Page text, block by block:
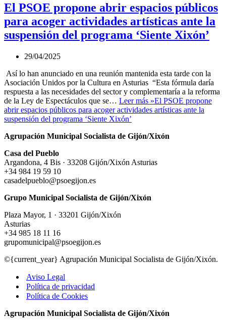
El PSOE propone abrir espacios públicos
para acoger actividades artísticas ante la
suspensión del programa ‘Siente Xixón’
29/04/2025
Así lo han anunciado en una reunión mantenida esta tarde con la
Asociación Unidos por la Cultura en Asturias “Esta fórmula daría
respuesta a las necesidades del sector y complementaría a la reforma
de la Ley de Espectáculos que se… Leer más »El PSOE propone
abrir espacios públicos para acoger actividades artísticas ante la
suspensión del programa ‘Siente Xixón’
Agrupación Municipal Socialista de Gijón/Xixón
Casa del Pueblo
Argandona, 4 Bis · 33208 Gijón/Xixón Asturias
+34 984 19 59 10
casadelpueblo@psoegijon.es
Grupo Municipal Socialista de Gijón/Xixón
Plaza Mayor, 1 · 33201 Gijón/Xixón
Asturias
+34 985 18 11 16
grupomunicipal@psoegijon.es
©{current_year} Agrupación Municipal Socialista de Gijón/Xixón.
Aviso Legal
Política de privacidad
Política de Cookies
Agrupación Municipal Socialista de Gijón/Xixón